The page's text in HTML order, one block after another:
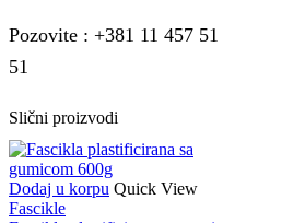
Pozovite : +381 11 457 51
51
Slični proizvodi
Dodaj u korpu Quick View
Fascikle